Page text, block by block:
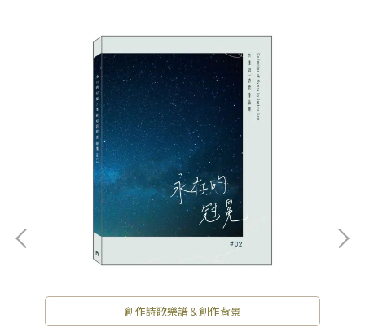
創作詩歌樂譜＆創作背景